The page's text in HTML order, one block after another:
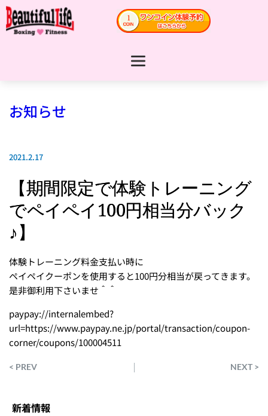
お知らせ
2021.2.17
【期間限定で体験トレーニング
でペイペイ100円相当分バック
♪】
体験トレーニング料金支払い時に
ペイペイクーポンを使用すると100円分相当が戻ってきます。
是非御利用下さいませ＾＾
paypay://internalembed?
url=https://www.paypay.ne.jp/portal/transaction/coupon-
corner/coupons/100004511
< PREV NEXT >
新着情報